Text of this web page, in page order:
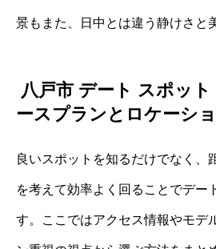
景もまた、日中とは違う静けさと
八戸市 デート スポッ
ースプランとロケーシ
良いスポットを知るだけでなく、
を考えて効率よく回ることでデー
す。ここではアクセス情報やモデ